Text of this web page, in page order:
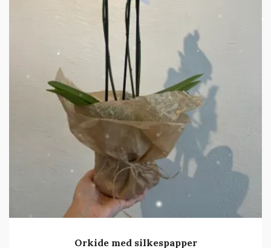
Orkide med silkespapper